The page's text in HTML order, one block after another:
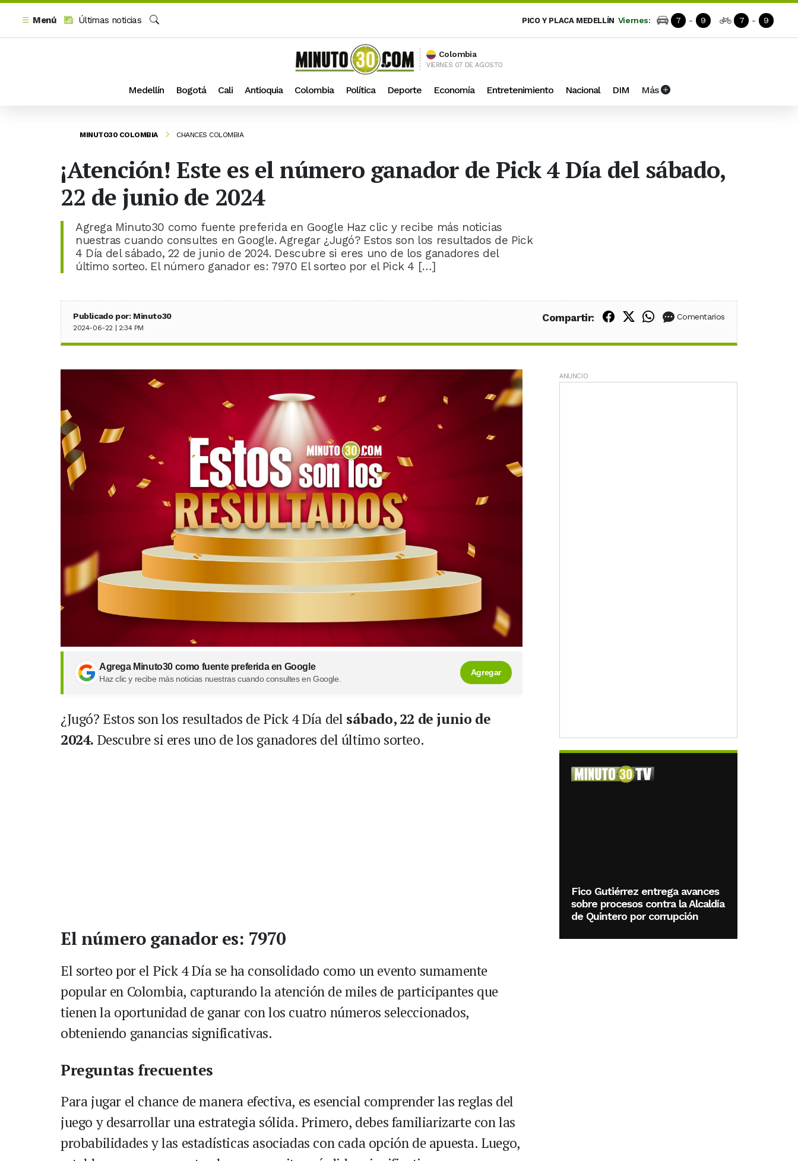
Menú
Últimas noticias
PICO Y PLACA MEDELLÍN Viernes: 7 - 9 7 - 9
Colombia
VIERNES 07 DE AGOSTO
Medellín Bogotá Cali Antioquia Colombia Política Deporte Economía Entretenimiento Nacional DIM Más
MINUTO30 COLOMBIA CHANCES COLOMBIA
¡Atención! Este es el número ganador de Pick 4 Día del sábado,
22 de junio de 2024
Agrega Minuto30 como fuente preferida en Google Haz clic y recibe más noticias
nuestras cuando consultes en Google. Agregar ¿Jugó? Estos son los resultados de Pick
4 Día del sábado, 22 de junio de 2024. Descubre si eres uno de los ganadores del
último sorteo. El número ganador es: 7970 El sorteo por el Pick 4 […]
Publicado por: Minuto30
2024-06-22 | 2:34 PM
Compartir: Compartir en Facebook
Compartir en X (Twitter)
Compartir en WhatsApp
Comentarios
Agrega Minuto30 como fuente preferida en Google
Haz clic y recibe más noticias nuestras cuando consultes en Google.
Agregar
¿Jugó? Estos son los resultados de Pick 4 Día del sábado, 22 de junio de
2024. Descubre si eres uno de los ganadores del último sorteo.
El número ganador es: 7970
El sorteo por el Pick 4 Díase ha consolidado como un evento sumamente
popular en Colombia, capturando la atención de miles de participantes que
tienen la oportunidad de ganar con los cuatro números seleccionados,
obteniendo ganancias significativas.
Preguntas frecuentes
Para jugar el chance de manera efectiva, es esencial comprender las reglas del
juego y desarrollar una estrategia sólida. Primero, debes familiarizarte con las
probabilidades y las estadísticas asociadas con cada opción de apuesta. Luego,
ANUNCIO
Fico Gutiérrez entrega avances
sobre procesos contra la Alcaldía
de Quintero por corrupción